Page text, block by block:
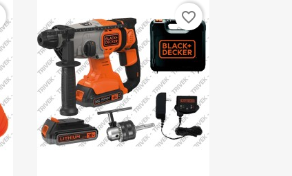
favorite_border